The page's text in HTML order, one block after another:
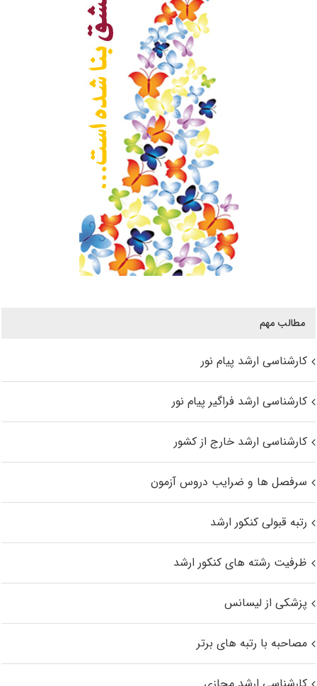
مطالب مهم
کارشناسی ارشد پیام نور
کارشناسی ارشد فراگیر پیام نور
کارشناسی ارشد خارج از کشور
سرفصل ها و ضرایب دروس آزمون
رتبه قبولی کنکور ارشد
ظرفیت رشته های کنکور ارشد
پزشکی از لیسانس
مصاحبه با رتبه های برتر